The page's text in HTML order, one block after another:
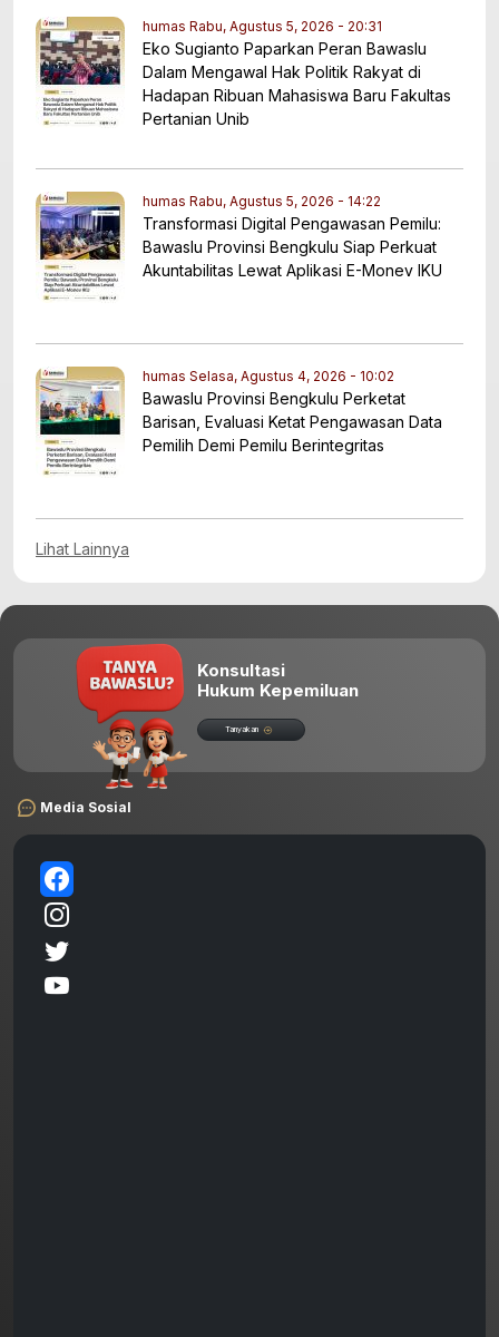
humas Rabu, Agustus 5, 2026 - 20:31
Eko Sugianto Paparkan Peran Bawaslu
Dalam Mengawal Hak Politik Rakyat di
Hadapan Ribuan Mahasiswa Baru Fakultas
Pertanian Unib
humas Rabu, Agustus 5, 2026 - 14:22
Transformasi Digital Pengawasan Pemilu:
Bawaslu Provinsi Bengkulu Siap Perkuat
Akuntabilitas Lewat Aplikasi E-Monev IKU
humas Selasa, Agustus 4, 2026 - 10:02
Bawaslu Provinsi Bengkulu Perketat
Barisan, Evaluasi Ketat Pengawasan Data
Pemilih Demi Pemilu Berintegritas
Lihat Lainnya
Media Sosial
Konsultasi
Hukum Kepemiluan
Tanyakan